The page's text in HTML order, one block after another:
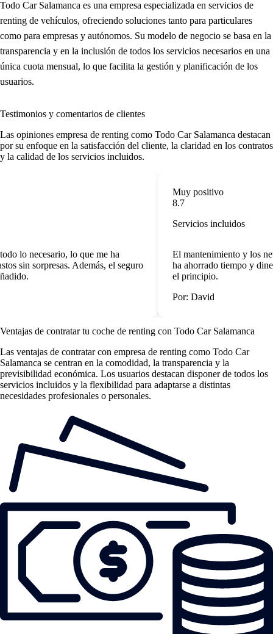
Todo Car Salamanca es una empresa especializada en servicios de
renting de vehículos, ofreciendo soluciones tanto para particulares
como para empresas y autónomos. Su modelo de negocio se basa en la
transparencia y en la inclusión de todos los servicios necesarios en una
única cuota mensual, lo que facilita la gestión y planificación de los
usuarios.
Testimonios y comentarios de clientes
Las opiniones empresa de renting como Todo Car Salamanca destacan
por su enfoque en la satisfacción del cliente, la claridad en los contratos
y la calidad de los servicios incluidos.
lo necesario, lo que me ha
sin sorpresas. Además, el seguro
Muy positivo
8.7
Servicios incluidos
El mantenimiento y los
ha ahorrado tiempo y
el principio.
Por: David
Ventajas de contratar tu coche de renting con Todo Car Salamanca
Las ventajas de contratar con empresa de renting como Todo Car
Salamanca se centran en la comodidad, la transparencia y la
previsibilidad económica. Los usuarios destacan disponer de todos los
servicios incluidos y la flexibilidad para adaptarse a distintas
necesidades profesionales o personales.